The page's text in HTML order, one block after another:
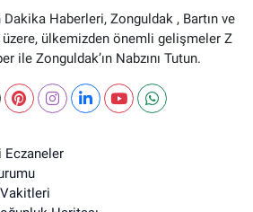
Haberleri, Zonguldak , Bartın ve
ülkemizden önemli gelişmeler Z
ile Zonguldak’ın Nabzını Tutun.
Eczaneler